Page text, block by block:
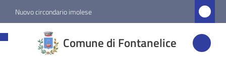
Vai al contenuto
Vai alla navigazione
Vai al footer
Nuovo circondario imolese
Comune di Fontanelice
Fontanelice